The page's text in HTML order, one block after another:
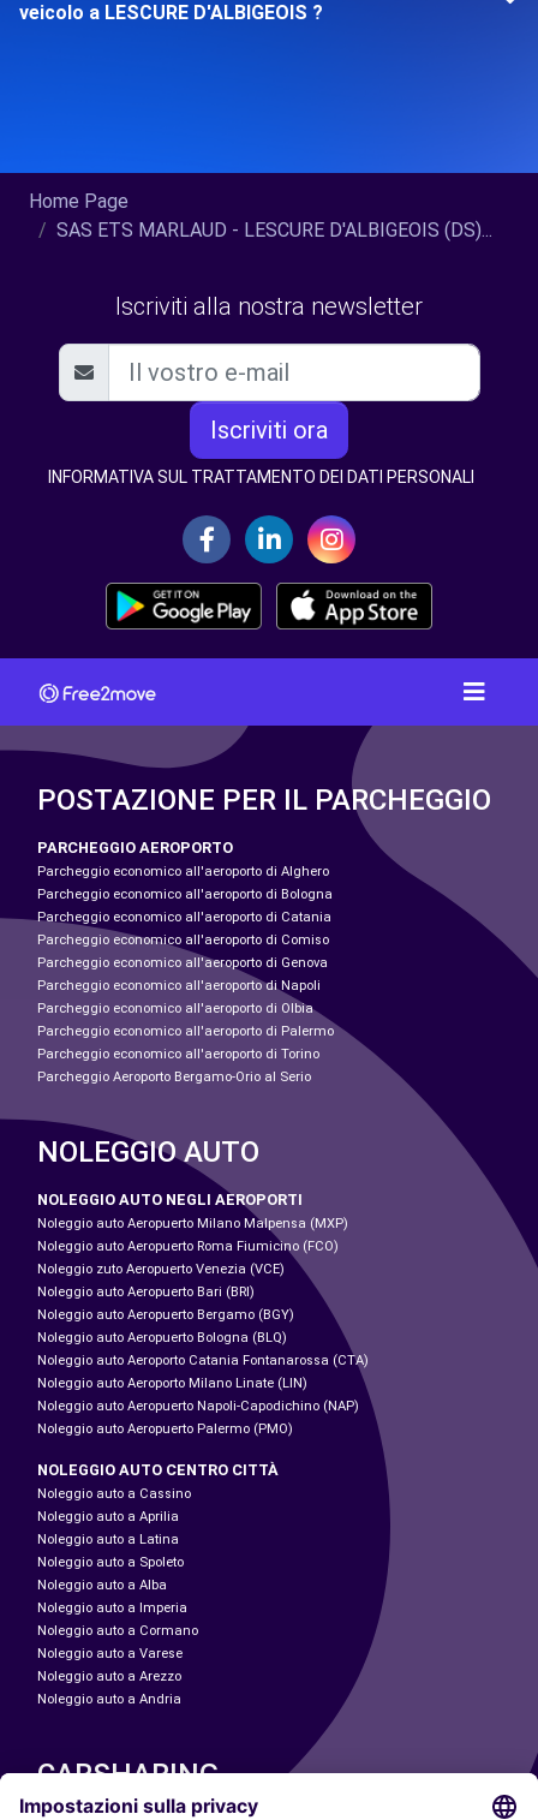
veicolo a LESCURE D'ALBIGEOIS ?
Home Page
SAS ETS MARLAUD - LESCURE D'ALBIGEOIS (DS)...
Iscriviti alla nostra newsletter
Iscriviti ora
INFORMATIVA SUL TRATTAMENTO DEI DATI PERSONALI
POSTAZIONE PER IL PARCHEGGIO
PARCHEGGIO AEROPORTO
Parcheggio economico all'aeroporto di Alghero
Parcheggio economico all'aeroporto di Bologna
Parcheggio economico all'aeroporto di Catania
Parcheggio economico all'aeroporto di Comiso
Parcheggio economico all'aeroporto di Genova
Parcheggio economico all'aeroporto di Napoli
Parcheggio economico all'aeroporto di Olbia
Parcheggio economico all'aeroporto di Palermo
Parcheggio economico all'aeroporto di Torino
Parcheggio Aeroporto Bergamo-Orio al Serio
NOLEGGIO AUTO
NOLEGGIO AUTO NEGLI AEROPORTI
Noleggio auto Aeropuerto Milano Malpensa (MXP)
Noleggio auto Aeropuerto Roma Fiumicino (FCO)
Noleggio zuto Aeropuerto Venezia (VCE)
Noleggio auto Aeropuerto Bari (BRI)
Noleggio auto Aeropuerto Bergamo (BGY)
Noleggio auto Aeropuerto Bologna (BLQ)
Noleggio auto Aeroporto Catania Fontanarossa (CTA)
Noleggio auto Aeroporto Milano Linate (LIN)
Noleggio auto Aeropuerto Napoli-Capodichino (NAP)
Noleggio auto Aeropuerto Palermo (PMO)
NOLEGGIO AUTO CENTRO CITTÀ
Noleggio auto a Cassino
Noleggio auto a Aprilia
Noleggio auto a Latina
Noleggio auto a Spoleto
Noleggio auto a Alba
Noleggio auto a Imperia
Noleggio auto a Cormano
Noleggio auto a Varese
Noleggio auto a Arezzo
Noleggio auto a Andria
CARSHARING